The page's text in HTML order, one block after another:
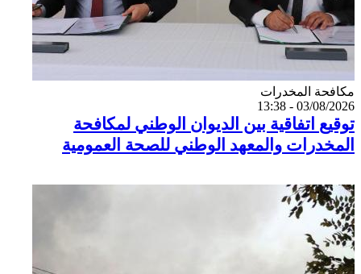
Catégorie
مكافحة المخدرات
03/08/2026 - 13:38
توقيع اتفاقية بين الديوان الوطني لمكافحة
المخدرات والمعهد الوطني للصحة العمومية